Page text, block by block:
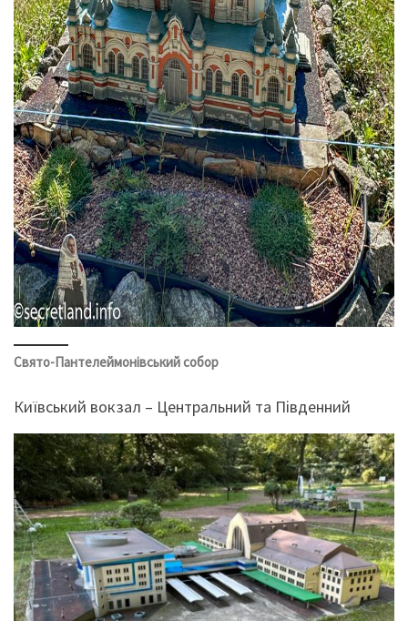
Свято-Пантелеймонівський собор
Київський вокзал – Центральний та Південний